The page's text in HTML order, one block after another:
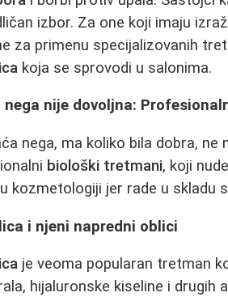
izbor. Za one koji imaju
za primenu specijalizovanih
koja se sprovodi u salonima.
nega nije dovoljna:
nega, ma koliko bila dobra,
biološki tretmani, koji
kozmetologiji jer rade u skladu
i njeni napredni oblici
je veoma popularan tretman
hijaluronske kiseline i